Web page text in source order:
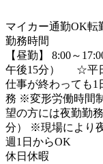
マイカー通勤OK転
勤務時間
【昼勤】 8:00～
午後15分） ☆平
仕事が終わっても
務 ※変形労働時間
望の方には夜勤勤
分） ※現場により
週1日からOK
休日休暇